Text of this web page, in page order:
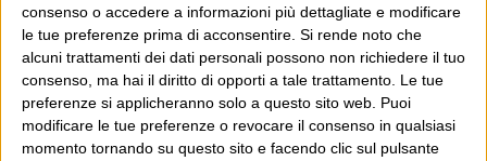
consenso o accedere a informazioni più dettagliate e modificare
le tue preferenze prima di acconsentire. Si rende noto che
alcuni trattamenti dei dati personali possono non richiedere il tuo
consenso, ma hai il diritto di opporti a tale trattamento. Le tue
preferenze si applicheranno solo a questo sito web. Puoi
modificare le tue preferenze o revocare il consenso in qualsiasi
momento tornando su questo sito e facendo clic sul pulsante
E per i regali di Natale